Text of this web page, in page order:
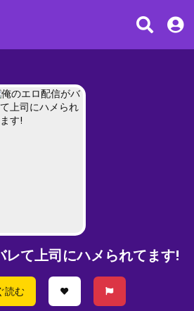
レて上司にハメられてます!
読む